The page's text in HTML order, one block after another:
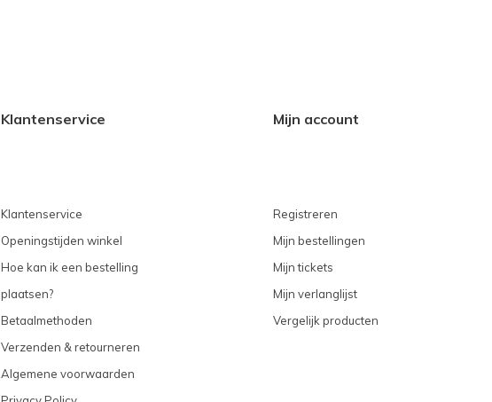
Klantenservice
Klantenservice
Openingstijden winkel
Hoe kan ik een bestelling
plaatsen?
Betaalmethoden
Verzenden & retourneren
Algemene voorwaarden
Mijn account
Registreren
Mijn bestellingen
Mijn tickets
Mijn verlanglijst
Vergelijk producten